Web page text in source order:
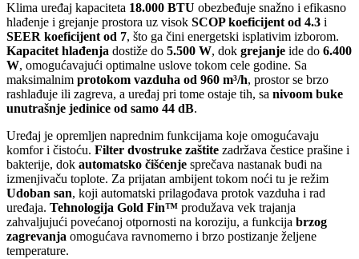
Klima uređaj kapaciteta 18.000 BTU obezbeđuje snažno i efikasno
hlađenje i grejanje prostora uz visok SCOP koeficijent od 4.3 i
SEER koeficijent od 7, što ga čini energetski isplativim izborom.
Kapacitet hlađenja dostiže do 5.500 W, dok grejanje ide do 6.400
W, omogućavajući optimalne uslove tokom cele godine. Sa
maksimalnim protokom vazduha od 960 m³/h, prostor se brzo
rashlađuje ili zagreva, a uređaj pri tome ostaje tih, sa nivoom buke
unutrašnje jedinice od samo 44 dB.
Uređaj je opremljen naprednim funkcijama koje omogućavaju
komfor i čistoću. Filter dvostruke zaštite zadržava čestice prašine i
bakterije, dok automatsko čišćenje sprečava nastanak buđi na
izmenjivaču toplote. Za prijatan ambijent tokom noći tu je režim
Udoban san, koji automatski prilagođava protok vazduha i rad
uređaja. Tehnologija Gold Fin™ produžava vek trajanja
zahvaljujući povećanoj otpornosti na koroziju, a funkcija brzog
zagrevanja omogućava ravnomerno i brzo postizanje željene
temperature.